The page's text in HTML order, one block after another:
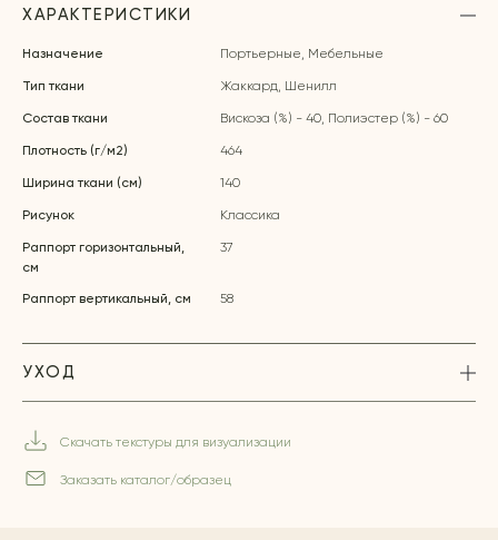
ХАРАКТЕРИСТИКИ
Назначение Портьерные, Мебельные
Тип ткани Жаккард, Шенилл
Состав ткани Вискоза (%) - 40, Полиэстер (%) - 60
Плотность (г/м2) 464
Ширина ткани (см) 140
Рисунок Классика
Раппорт горизонтальный,
см
37
Раппорт вертикальный, см 58
УХОД
Скачать текстуры для визуализации
Заказать каталог/образец